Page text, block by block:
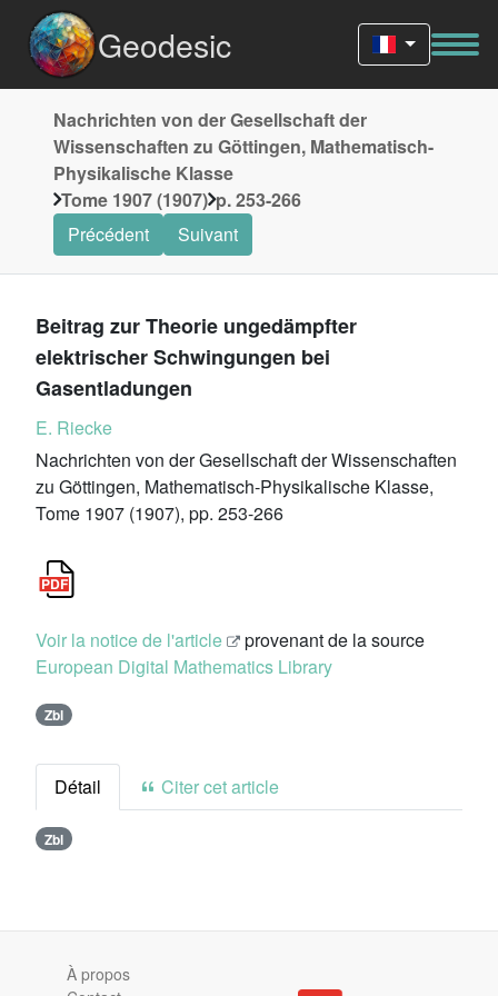
Geodesic
Nachrichten von der Gesellschaft der
Wissenschaften zu Göttingen, Mathematisch-
Physikalische Klasse
Tome 1907 (1907) p. 253-266
Précédent
Suivant
Beitrag zur Theorie ungedämpfter
elektrischer Schwingungen bei
Gasentladungen
E. Riecke
Nachrichten von der Gesellschaft der Wissenschaften
zu Göttingen, Mathematisch-Physikalische Klasse,
Tome 1907 (1907), pp. 253-266
Voir la notice de l'article
provenant de la source
European Digital Mathematics Library
Zbl
Détail Citer cet article
Zbl
À propos